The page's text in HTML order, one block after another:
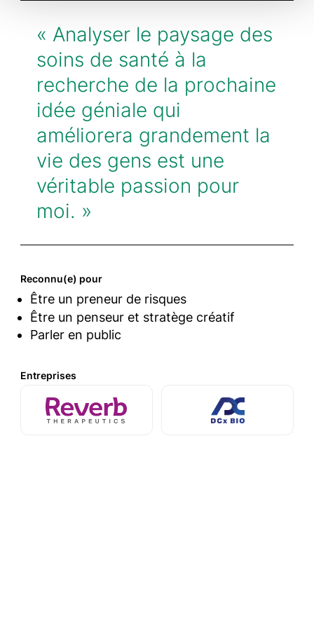
Nadia Lachman
« Analyser le paysage des
soins de santé à la
recherche de la prochaine
idée géniale qui
améliorera grandement la
vie des gens est une
véritable passion pour
moi. »
Reconnu(e) pour
Être un preneur de risques
Être un penseur et stratège créatif
Parler en public
Entreprises